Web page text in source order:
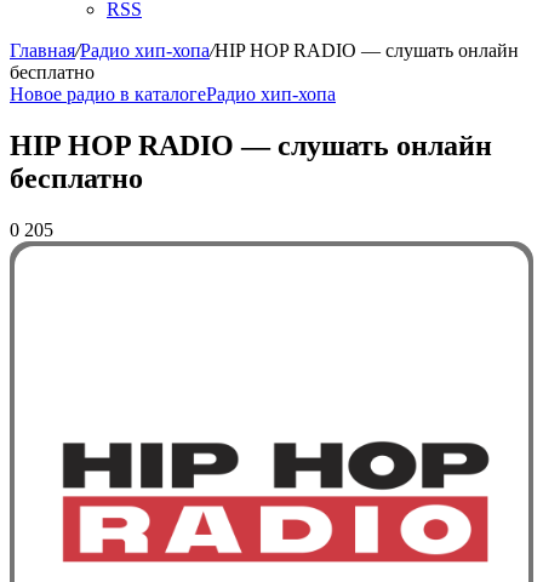
RSS
Главная/Радио хип-хопа/HIP HOP RADIO — слушать онлайн
бесплатно
Новое радио в каталогеРадио хип-хопа
HIP HOP RADIO — слушать онлайн
бесплатно
0 205